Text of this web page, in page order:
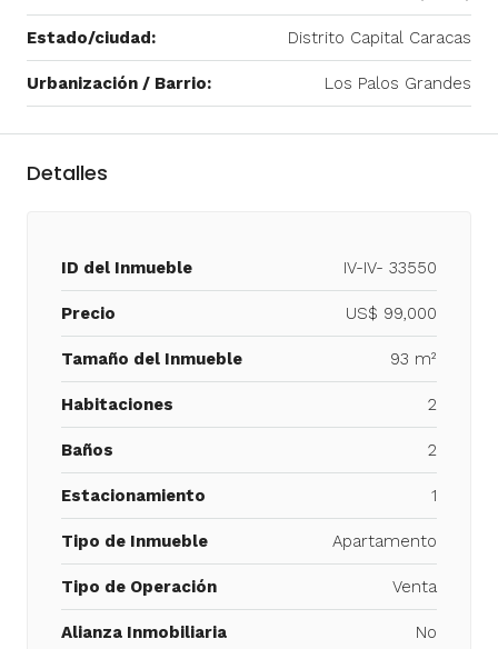
Estado/ciudad: Distrito Capital Caracas
Urbanización / Barrio: Los Palos Grandes
Detalles
ID del Inmueble IV-IV- 33550
Precio US$ 99,000
Tamaño del Inmueble 93 m²
Habitaciones 2
Baños 2
Estacionamiento 1
Tipo de Inmueble Apartamento
Tipo de Operación Venta
Alianza Inmobiliaria No